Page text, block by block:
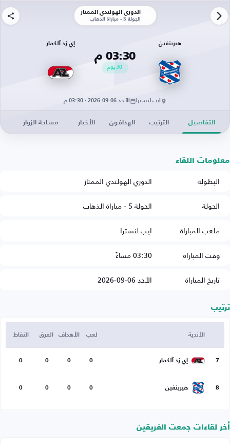
الدوري الهولندي الممتاز
الجولة 5 - مباراة الذهاب
هيرينفين
03:30 م
30يوم
إي زد آلكمار
ايب لنسترا الأحد 06-09-2026 · 03:30 م
التفاصيل الترتيب الهدافون الأخبار مساحة الزوار
معلومات اللقاء
البطولة
الدوري الهولندي الممتاز
الجولة
الجولة 5 - مباراة الذهاب
ملعب المباراة
ايب لنسترا
وقت المباراة
03:30 مساءً
تاريخ المباراة
الأحد 06-09-2026
ترتيب
الأندية لعب الأهداف الفرق النقاط
7 إي زد آلكمار 0
0
0
0
8 هيرينفين 0
0
0
0
أخر لقاءات جمعت الفريقين